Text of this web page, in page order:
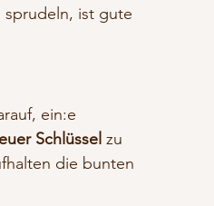
ist gute
ein:e
Schlüssel zu
die bunten